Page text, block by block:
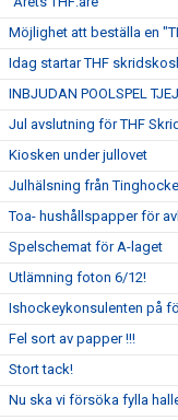
Möjlighet att beställa en
Idag startar THF
INBJUDAN POOLSPEL
Jul avslutning för THF
Kiosken under jullovet
Julhälsning från
Toa- hushållspapper för
Spelschemat för A-laget
Utlämning foton 6/12!
Ishockeykonsulenten på
Fel sort av papper !!!
Stort tack!
Nu ska vi försöka fylla